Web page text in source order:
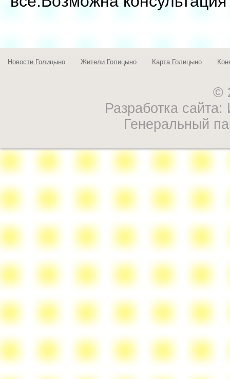
Новости Голицыно Жители Голицыно Карта Голицыно
©
Разработка
Генеральный